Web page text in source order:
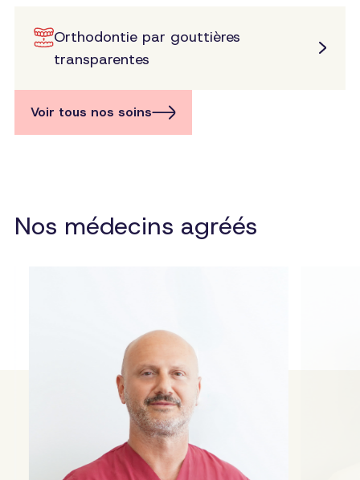
Orthodontie par gouttières
transparentes
Voir tous nos soins
Nos médecins agréés